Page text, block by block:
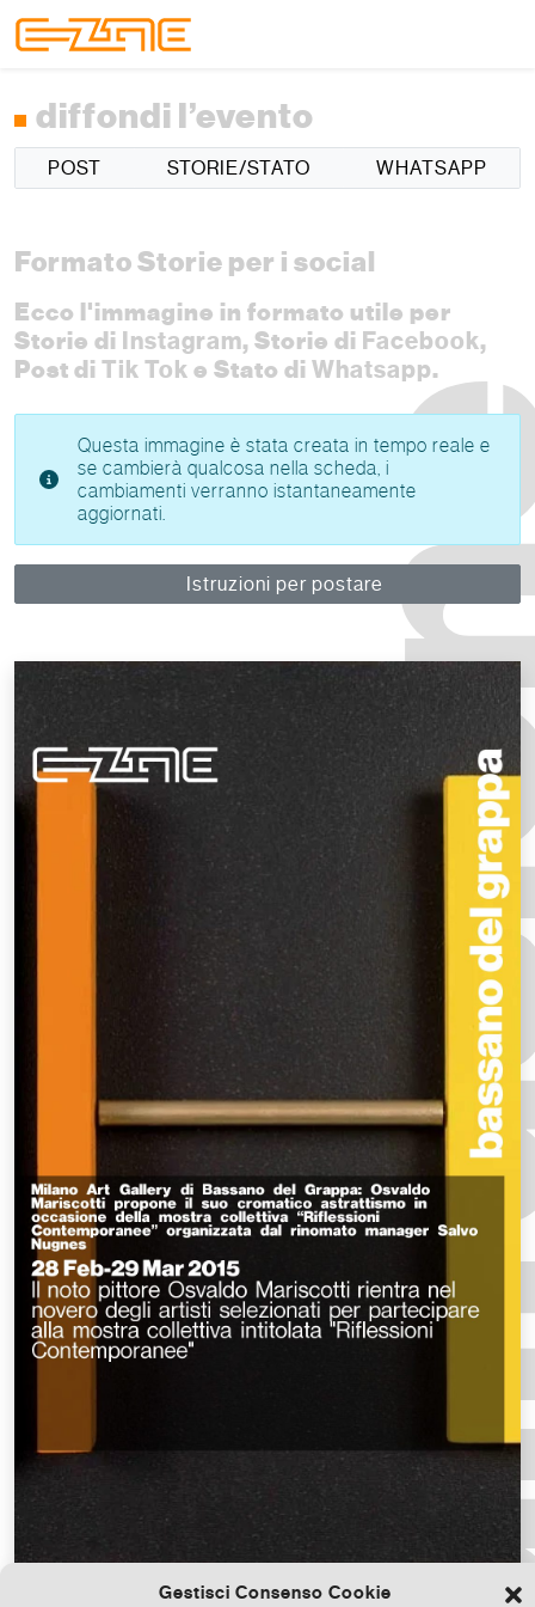
Gestisci Consenso Cookie
diffondi l’evento
POST STORIE/STATO WHATSAPP
Formato Storie per i social
Ecco l'immagine in formato utile per
Storie di Instagram, Storie di Facebook,
Post di Tik Tok e Stato di Whatsapp.
Questa immagine è stata creata in tempo reale e
se cambierà qualcosa nella scheda, i
cambiamenti verranno istantaneamente
aggiornati.
Istruzioni per postare
Scarica il file